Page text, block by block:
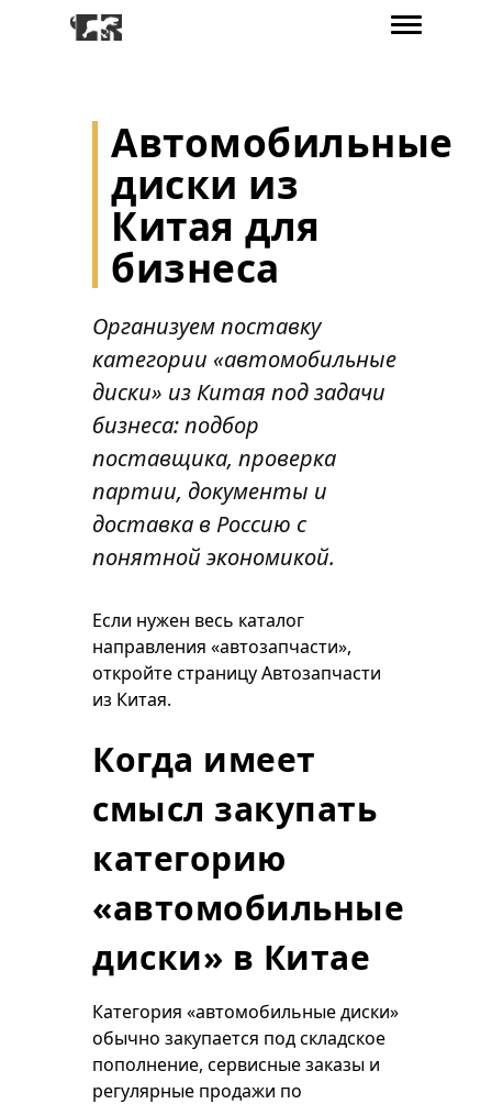
Автомобильные
диски из
Китая для
бизнеса
Организуем поставку
категории «автомобильные
диски» из Китая под задачи
бизнеса: подбор
поставщика, проверка
партии, документы и
доставка в Россию с
понятной экономикой.
Если нужен весь каталог
направления «автозапчасти»,
откройте страницуАвтозапчасти
из Китая.
Когда имеет
смысл закупать
категорию
«автомобильные
диски» в Китае
Категория «автомобильные диски»
обычно закупается под складское
пополнение, сервисные заказы и
регулярные продажи по